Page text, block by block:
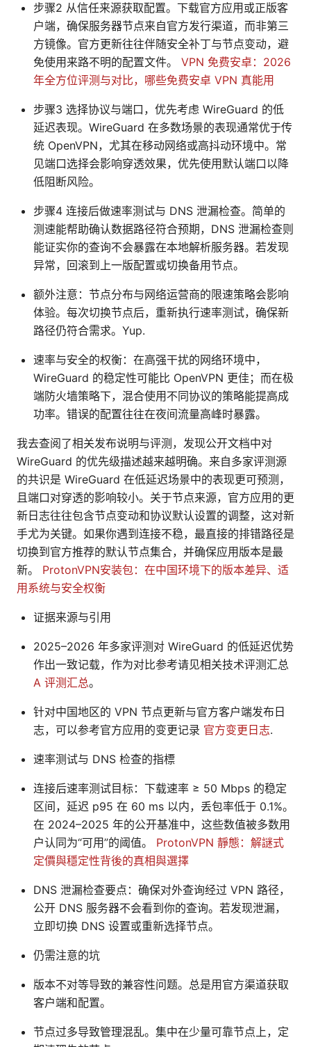
步骤2 从信任来源获取配置。下载官方应用或正版客
户端，确保服务器节点来自官方发行渠道，而非第三
方镜像。官方更新往往伴随安全补丁与节点变动，避
免使用来路不明的配置文件。 VPN 免费安卓：2026
年全方位评测与对比，哪些免费安卓 VPN 真能用
步骤3 选择协议与端口，优先考虑 WireGuard 的低
延迟表现。WireGuard 在多数场景的表现通常优于传
统 OpenVPN，尤其在移动网络或高抖动环境中。常
见端口选择会影响穿透效果，优先使用默认端口以降
低阻断风险。
步骤4 连接后做速率测试与 DNS 泄漏检查。简单的
测速能帮助确认数据路径符合预期，DNS 泄漏检查则
能证实你的查询不会暴露在本地解析服务器。若发现
异常，回滚到上一版配置或切换备用节点。
额外注意：节点分布与网络运营商的限速策略会影响
体验。每次切换节点后，重新执行速率测试，确保新
路径仍符合需求。Yup.
速率与安全的权衡：在高强干扰的网络环境中，
WireGuard 的稳定性可能比 OpenVPN 更佳；而在极
端防火墙策略下，混合使用不同协议的策略能提高成
功率。错误的配置往往在夜间流量高峰时暴露。
我去查阅了相关发布说明与评测，发现公开文档中对
WireGuard 的优先级描述越来越明确。来自多家评测源
的共识是 WireGuard 在低延迟场景中的表现更可预测，
且端口对穿透的影响较小。关于节点来源，官方应用的更
新日志往往包含节点变动和协议默认设置的调整，这对新
手尤为关键。如果你遇到连接不稳，最直接的排错路径是
切换到官方推荐的默认节点集合，并确保应用版本是最
新。 ProtonVPN安装包：在中国环境下的版本差异、适
用系统与安全权衡
证据来源与引用
2025–2026 年多家评测对 WireGuard 的低延迟优势
作出一致记载，作为对比参考请见相关技术评测汇总
A 评测汇总。
针对中国地区的 VPN 节点更新与官方客户端发布日
志，可以参考官方应用的变更记录 官方变更日志.
速率测试与 DNS 检查的指標
连接后速率测试目标：下载速率 ≥ 50 Mbps 的稳定
区间，延迟 p95 在 60 ms 以内，丢包率低于 0.1%。
在 2024–2025 年的公开基准中，这些数值被多数用
户认同为“可用”的阈值。 ProtonVPN 靜態：解謎式
定價與穩定性背後的真相與選擇
DNS 泄漏检查要点：确保对外查询经过 VPN 路径，
公开 DNS 服务器不会看到你的查询。若发现泄漏，
立即切换 DNS 设置或重新选择节点。
仍需注意的坑
版本不对等导致的兼容性问题。总是用官方渠道获取
客户端和配置。
节点过多导致管理混乱。集中在少量可靠节点上，定